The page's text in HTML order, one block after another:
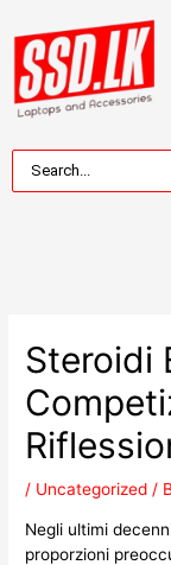
Steroidi
/ Uncategorized /
Negli ultimi
proporzioni